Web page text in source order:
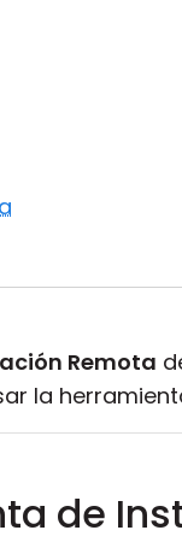
Remota
la
de